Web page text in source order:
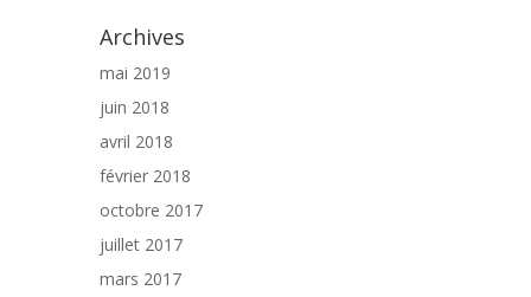
Archives
mai 2019
juin 2018
avril 2018
février 2018
octobre 2017
juillet 2017
mars 2017